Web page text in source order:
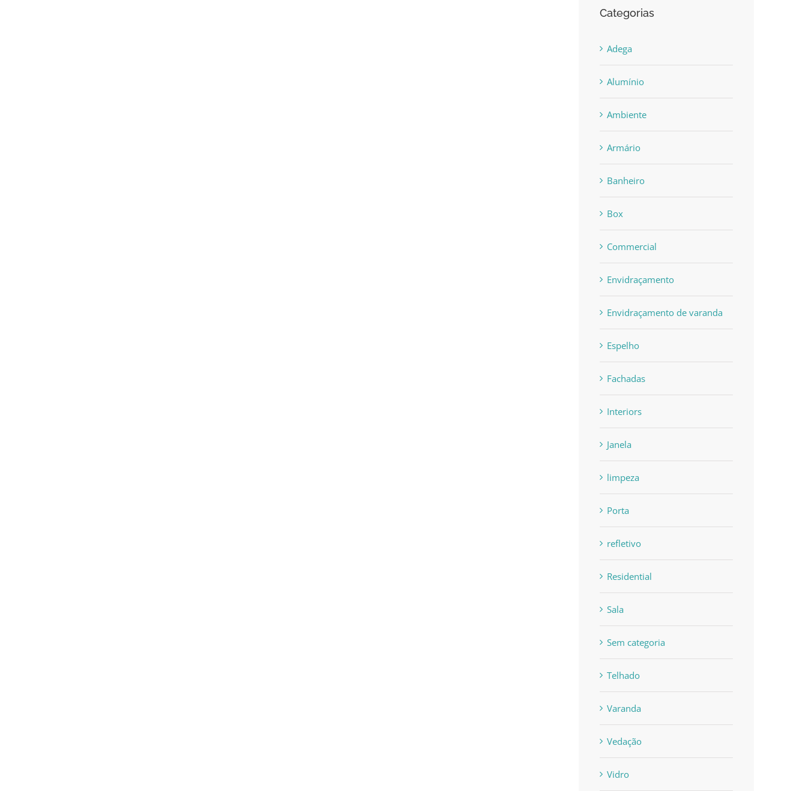
Categorias
Adega
Alumínio
Ambiente
Armário
Banheiro
Box
Commercial
Envidraçamento
Envidraçamento de varanda
Espelho
Fachadas
Interiors
Janela
limpeza
Porta
refletivo
Residential
Sala
Sem categoria
Telhado
Varanda
Vedação
Vidro